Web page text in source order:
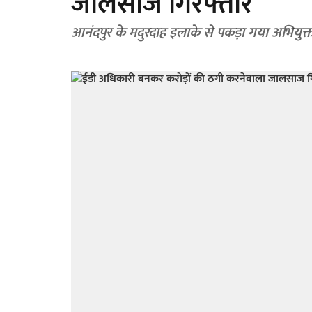
आनंदपुर के मदुरदाह इलाके से पकड़ा गया